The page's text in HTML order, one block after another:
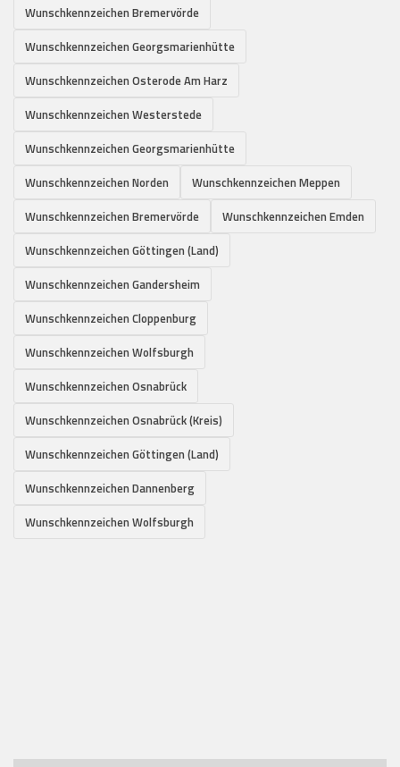
Wunschkennzeichen Bremervörde
Wunschkennzeichen Georgsmarienhütte
Wunschkennzeichen Osterode Am Harz
Wunschkennzeichen Westerstede
Wunschkennzeichen Georgsmarienhütte
Wunschkennzeichen Norden
Wunschkennzeichen Meppen
Wunschkennzeichen Bremervörde
Wunschkennzeichen Emden
Wunschkennzeichen Göttingen (Land)
Wunschkennzeichen Gandersheim
Wunschkennzeichen Cloppenburg
Wunschkennzeichen Wolfsburgh
Wunschkennzeichen Osnabrück
Wunschkennzeichen Osnabrück (Kreis)
Wunschkennzeichen Göttingen (Land)
Wunschkennzeichen Dannenberg
Wunschkennzeichen Wolfsburgh